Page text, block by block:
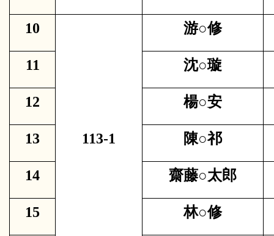
10
113-1
游○修
11 沈○璇
12 楊○安
13 陳○祁
14 齋藤○太郎
15 林○修